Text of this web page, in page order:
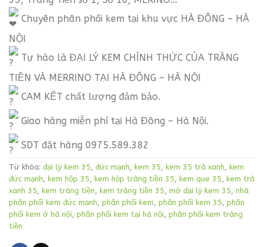
Chuyên phân phối kem tại khu vực HÀ ĐÔNG – HÀ
NỘI
Tự hào là ĐẠI LÝ KEM CHÍNH THỨC CỦA TRÀNG
TIỀN VÀ MERRINO TẠI HÀ ĐÔNG – HÀ NỘI
CAM KẾT chất lượng đảm bảo.
Giao hàng miễn phí tại Hà Đông – Hà Nội.
SDT đặt hàng 0975.589.382
Từ khóa: đại lý kem 35, đức mạnh, kem 35, kem 35 trà xanh, kem
đức mạnh, kem hộp 35, kem hộp tràng tiền 35, kem que 35, kem trà
xanh 35, kem tràng tiền, kem tràng tiền 35, mở đại lý kem 35, nhà
phân phối kem đức mạnh, phân phối kem, phân phối kem 35, phân
phối kem ở hà nội, phân phối kem tại hà nội, phân phối kem tràng
tiền